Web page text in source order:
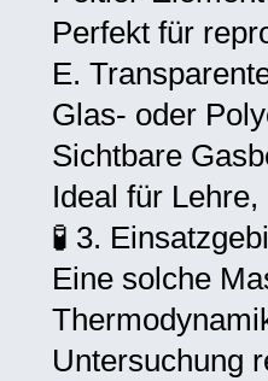
Perfekt für
E.
Glas‑ oder
Sichtbare
Ideal für
🧪 3.
Eine solche
Untersuchung